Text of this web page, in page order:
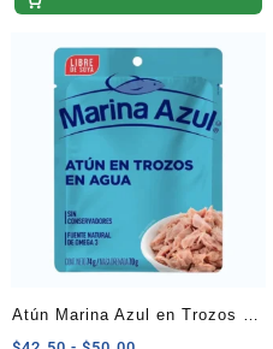
$34.00
hasta
$40.00
Atún Marina Azul en Trozos –
Paquete de 4 x 74 g